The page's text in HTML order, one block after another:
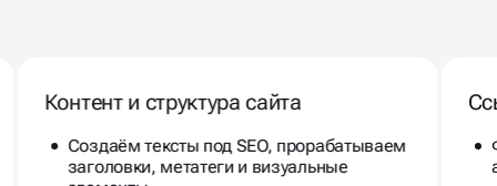
ТОП
Контент и структура сайта
Создаём тексты под SEO, прорабатываем
заголовки, метатеги и визуальные